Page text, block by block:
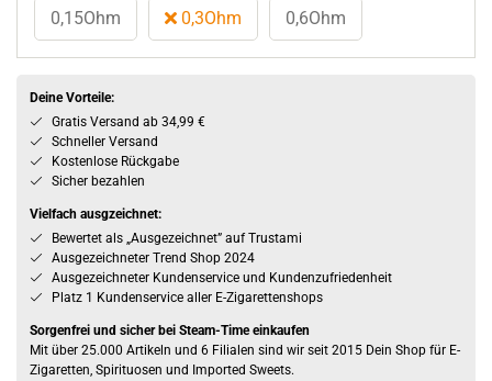
0,15Ohm 0,3Ohm 0,6Ohm
Deine Vorteile:
Gratis Versand ab 34,99 €
Schneller Versand
Kostenlose Rückgabe
Sicher bezahlen
Vielfach ausgzeichnet:
Bewertet als „Ausgezeichnet” auf Trustami
Ausgezeichneter Trend Shop 2024
Ausgezeichneter Kundenservice und Kundenzufriedenheit
Platz 1 Kundenservice aller E-Zigarettenshops
Sorgenfrei und sicher bei Steam-Time einkaufen
Mit über 25.000 Artikeln und 6 Filialen sind wir seit 2015 Dein Shop für E-
Zigaretten, Spirituosen und Imported Sweets.